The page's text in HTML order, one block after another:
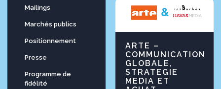
Mailings
Marchés publics
Positionnement
Presse
Programme de
fidélité
ARTE –
COMMUNICATION
GLOBALE,
STRATEGIE
MEDIA ET